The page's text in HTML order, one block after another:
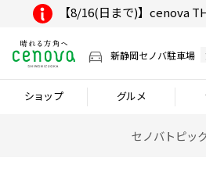
【8/16(日まで)】cenova
新静岡セノバ駐車場
ショップ グルメ
セノバトピッ